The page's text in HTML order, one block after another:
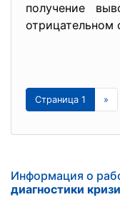
получение
отрицательном
Страница 1 »
Информация о
диагностики